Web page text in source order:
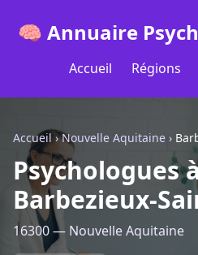
🧠 Annuaire
Accueil Régions
Accueil ›Nouvelle Aquitaine ›
Psychologues
Barbezieux-
16300 — Nouvelle Aquitaine